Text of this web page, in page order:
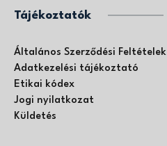
Tájékoztatók
Általános Szerződési Feltételek
Adatkezelési tájékoztató
Etikai kódex
Jogi nyilatkozat
Küldetés